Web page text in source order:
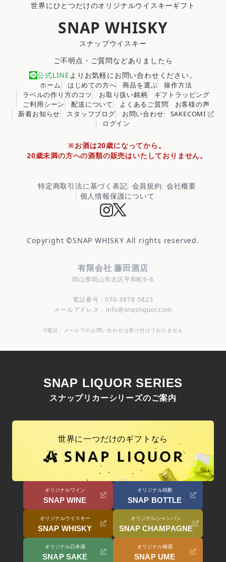
世界にひとつだけのオリジナルウイスキーギフト
SNAP WHISKY
スナップウイスキー
ご不明点・ご質問などありましたら
公式LINEよりお気軽にお問い合わせください。
ホーム はじめての方へ 商品を選ぶ
操作方法
ラベルの作り方のコツ
お取り扱い銘柄
ギフトラッピング
ご利用シーン
配送について よくあるご質問
お客様の声
新着お知らせ
スタッフブログ お問い合わせ
SAKECOMI
ログイン
※お酒は20歳になってから。
20歳未満の方への酒類の販売はいたしておりません。
特定商取引法に基づく表記 会員規約 会社概要
個人情報保護について
Copyright ©SNAP WHISKY All rights reserved.
有限会社 藤田酒店
岡山県岡山市北区平和町6-6
電話番号：070-3978-5823
メールアドレス：info@snapliquor.com
※電話・メールでのお問い合わせは受け付けておりません
SNAP LIQUOR SERIES
スナップリカーシリーズのご案内
世界に一つだけのギフトなら
オリジナルワイン
SNAP WINE
オリジナル焼酎
SNAP BOTTLE
オリジナルウイスキー
SNAP WHISKY
オリジナルシャンパン
SNAP CHAMPAGNE
オリジナル日本酒
SNAP SAKE
オリジナル梅酒
SNAP UME